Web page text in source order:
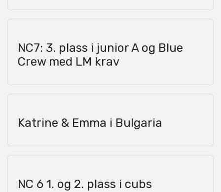
NC7: 3. plass i junior A og Blue
Crew med LM krav
Katrine & Emma i Bulgaria
NC 6 1. og 2. plass i cubs